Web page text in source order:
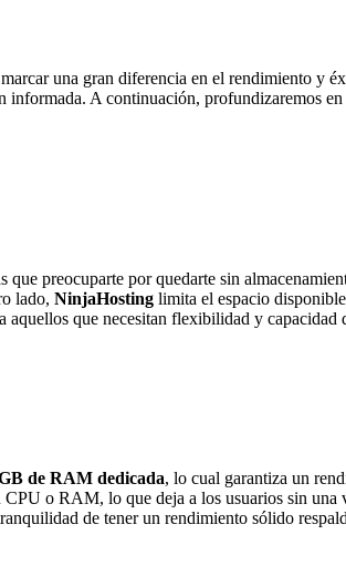
una gran diferencia en el rendimiento y
A continuación, profundizaremos
que preocuparte por quedarte sin
lado, NinjaHosting limita el espacio
aquellos que necesitan flexibilidad y capacidad
de RAM dedicada, lo cual garantiza un
o RAM, lo que deja a los usuarios sin
de tener un rendimiento sólido